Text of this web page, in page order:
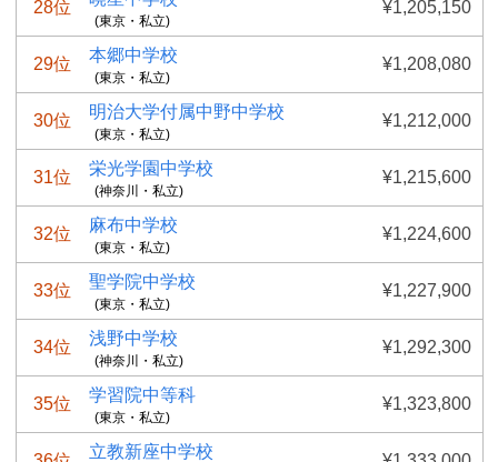
28位
(東京・私立)
¥1,205,150
29位 本郷中学校
(東京・私立)
¥1,208,080
30位 明治大学付属中野中学校
(東京・私立)
¥1,212,000
31位 栄光学園中学校
(神奈川・私立)
¥1,215,600
32位 麻布中学校
(東京・私立)
¥1,224,600
33位 聖学院中学校
(東京・私立)
¥1,227,900
34位 浅野中学校
(神奈川・私立)
¥1,292,300
35位 学習院中等科
(東京・私立)
¥1,323,800
立教新座中学校